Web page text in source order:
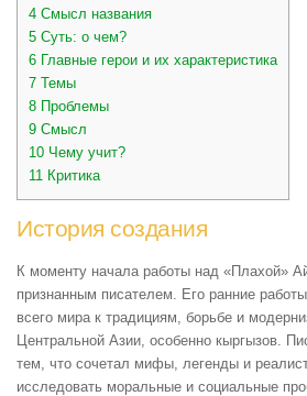
4 Смысл названия
5 Суть: о чем?
6 Главные герои и их характеристика
7 Темы
8 Проблемы
9 Смысл
10 Чему учит?
11
Критика
История создания
К моменту начала работы над «Плахой»
признанным писателем. Его ранние
всего мира к традициям, борьбе и
Центральной Азии, особенно кыргызов.
тем, что сочетал мифы, легенды и
исследовать моральные и социальные